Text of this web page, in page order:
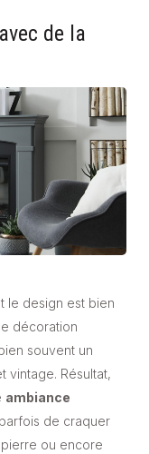
de la
le design est bien
décoration
souvent un
vintage. Résultat,
ambiance
de craquer
ou encore